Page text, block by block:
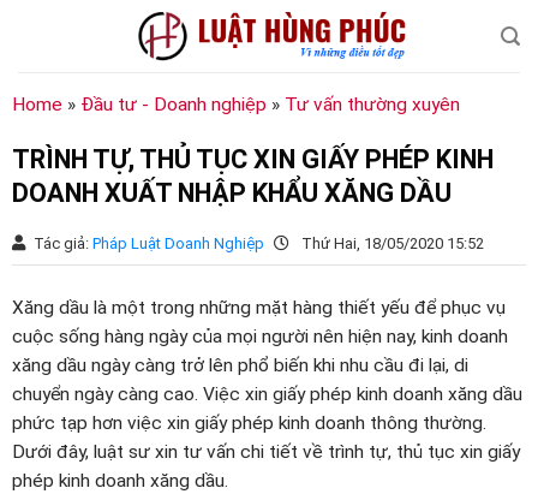
dung
Home » Đầu tư - Doanh nghiệp » Tư vấn thường xuyên
TRÌNH TỰ, THỦ TỤC XIN GIẤY PHÉP KINH
DOANH XUẤT NHẬP KHẨU XĂNG DẦU
Tác giả: Pháp Luật Doanh Nghiệp Thứ Hai, 18/05/2020 15:52
Xăng dầu là một trong những mặt hàng thiết yếu để phục vụ
cuộc sống hàng ngày của mọi người nên hiện nay, kinh doanh
xăng dầu ngày càng trở lên phổ biến khi nhu cầu đi lại, di
chuyển ngày càng cao. Việc xin giấy phép kinh doanh xăng dầu
phức tạp hơn việc xin giấy phép kinh doanh thông thường.
Dưới đây, luật sư xin tư vấn chi tiết về trình tự, thủ tục xin giấy
phép kinh doanh xăng dầu.